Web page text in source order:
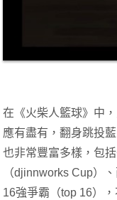
在《火柴人籃球》中
應有盡有，翻身跳投
也非常豐富多樣，包
（djinnworks Cup）
16強爭霸（top 16）